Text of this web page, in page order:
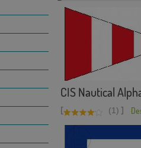
CIS Nautical
[ (1) ]